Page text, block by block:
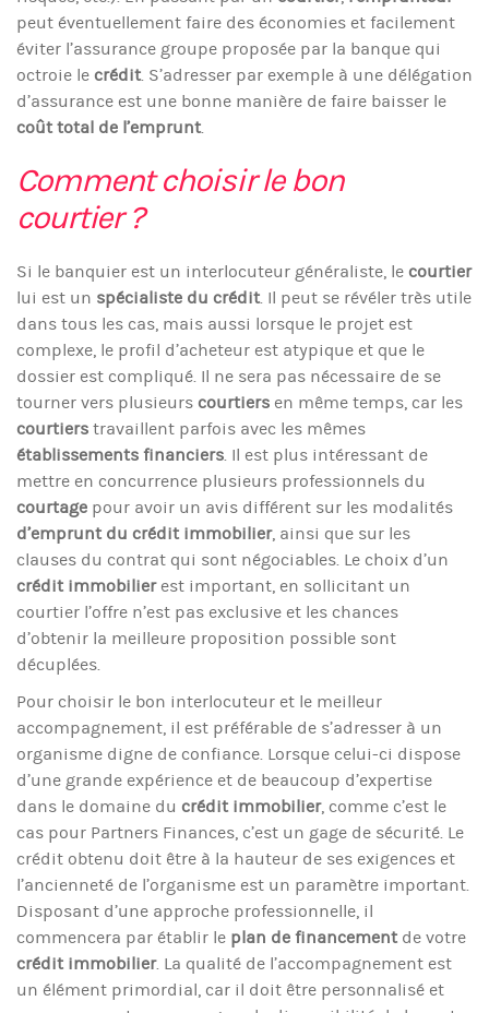
peut éventuellement faire des économies et facilement
éviter l’assurance groupe proposée par la banque qui
octroie le crédit. S’adresser par exemple à une délégation
d’assurance est une bonne manière de faire baisser le
coût total de l’emprunt.
Comment choisir le bon
courtier ?
Si le banquier est un interlocuteur généraliste, le courtier
lui est un spécialiste du crédit. Il peut se révéler très utile
dans tous les cas, mais aussi lorsque le projet est
complexe, le profil d’acheteur est atypique et que le
dossier est compliqué. Il ne sera pas nécessaire de se
tourner vers plusieurs courtiers en même temps, car les
courtiers travaillent parfois avec les mêmes
établissements financiers. Il est plus intéressant de
mettre en concurrence plusieurs professionnels du
courtage pour avoir un avis différent sur les modalités
d’emprunt du crédit immobilier, ainsi que sur les
clauses du contrat qui sont négociables. Le choix d’un
crédit immobilierest important, en sollicitant un
courtier l’offre n’est pas exclusive et les chances
d’obtenir la meilleure proposition possible sont
décuplées.
Pour choisir le bon interlocuteur et le meilleur
accompagnement, il est préférable de s’adresser à un
organisme digne de confiance. Lorsque celui-ci dispose
d’une grande expérience et de beaucoup d’expertise
dans le domaine du crédit immobilier, comme c’est le
cas pour Partners Finances, c’est un gage de sécurité. Le
crédit obtenu doit être à la hauteur de ses exigences et
l’ancienneté de l’organisme est un paramètre important.
Disposant d’une approche professionnelle, il
commencera par établir le plan de financement de votre
crédit immobilier. La qualité de l’accompagnement est
un élément primordial, car il doit être personnalisé et